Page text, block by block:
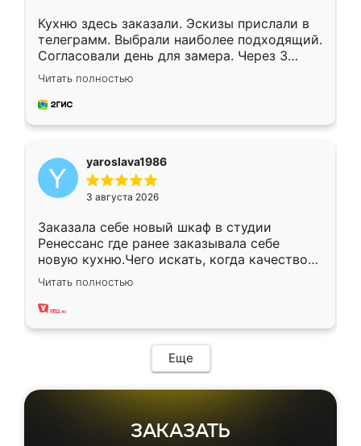
Кухню здесь заказали. Эскизы прислали в
телеграмм. Выбрали наиболее подходящий.
Согласовали день для замера. Через 3
недели кухня была уже готова. Остались
довольны работой. Спасибо Ренессанс
мебель за качественную работу!
Читать полностью
yaroslava1986
3 августа 2026
Заказала себе новый шкаф в студии
Ренессанс где ранее заказывала себе
новую кухню.Чего искать, когда качеством
вполне довольна. Служит кухня уже почти
два года, нареканий нет.
Читать полностью
Еще
ЗАКАЗАТЬ